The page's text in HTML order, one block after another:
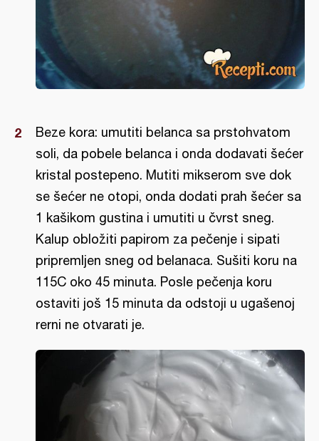
Beze kora: umutiti belanca sa prstohvatom
soli, da pobele belanca i onda dodavati šećer
kristal postepeno. Mutiti mikserom sve dok
se šećer ne otopi, onda dodati prah šećer sa
1 kašikom gustina i umutiti u čvrst sneg.
Kalup obložiti papirom za pečenje i sipati
pripremljen sneg od belanaca. Sušiti koru na
115C oko 45 minuta. Posle pečenja koru
ostaviti još 15 minuta da odstoji u ugašenoj
rerni ne otvarati je.